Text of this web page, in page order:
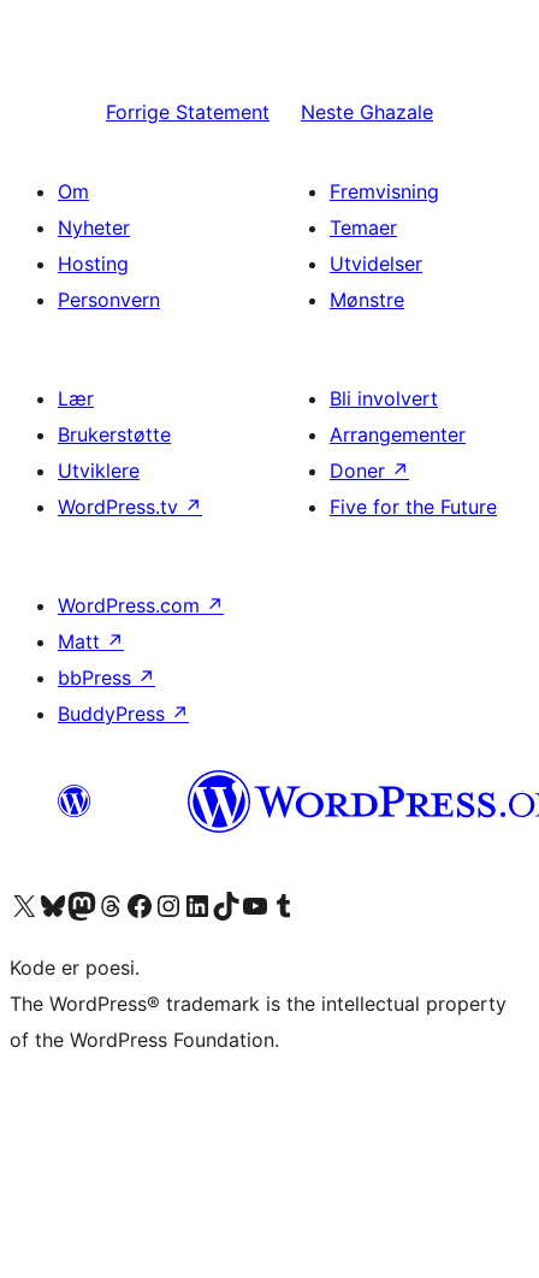
Forrige Statement Neste Ghazale
Om
Nyheter
Hosting
Personvern
Fremvisning
Temaer
Utvidelser
Mønstre
Lær
Brukerstøtte
Utviklere
WordPress.tv ↗
Bli involvert
Arrangementer
Doner ↗
Five for the Future
WordPress.com ↗
Matt ↗
bbPress ↗
BuddyPress ↗
Besøk vår konto på X Visit our Bluesky account
Besøk vår Mastodon-konto
Visit our Threads account
Besøk vår Facebook-sideBesøk vår Instagram-konto
Besøk vår LinkedIn-konto
Visit our TikTok account
Visit our YouTube channel
Visit our Tumblr account
Kode er poesi.
The WordPress® trademark is the intellectual property
of the WordPress Foundation.